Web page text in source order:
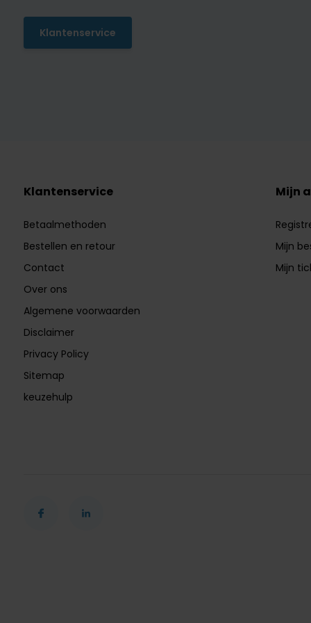
Klantenservice
Klantenservice
Betaalmethoden
Bestellen en retour
Contact
Over ons
Algemene voorwaarden
Disclaimer
Privacy Policy
Sitemap
keuzehulp
Mijn
Mijn
Mijn